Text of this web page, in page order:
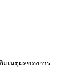
มเหตุผลของการ